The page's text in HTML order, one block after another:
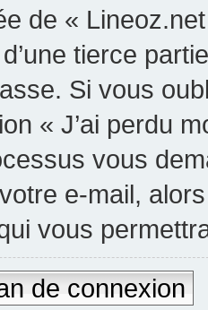
de «
tierce
Si vous
« J’ai perdu
vous
e-mail,
vous
de connexion